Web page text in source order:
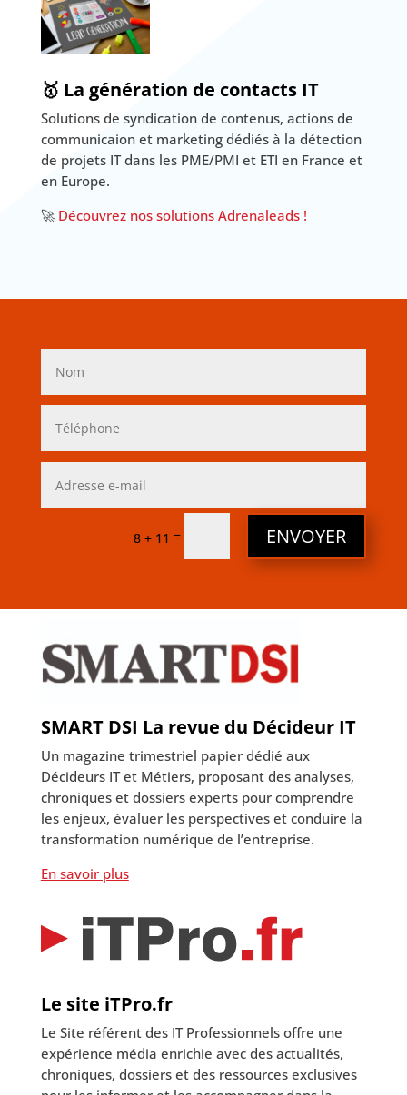
🥇 La génération de contacts IT
Solutions de syndication de contenus, actions de
communicaion et marketing dédiés à la détection
de projets IT dans les PME/PMI et ETI en France et
en Europe.
🚀 Découvrez nos solutions Adrenaleads !
8 + 11 = ENVOYER
SMART DSI La revue du Décideur IT
Un magazine trimestriel papier dédié aux
Décideurs IT et Métiers, proposant des analyses,
chroniques et dossiers experts pour comprendre
les enjeux, évaluer les perspectives et conduire la
transformation numérique de l’entreprise.
En savoir plus
Le site iTPro.fr
Le Site référent des IT Professionnels offre une
expérience média enrichie avec des actualités,
chroniques, dossiers et des ressources exclusives